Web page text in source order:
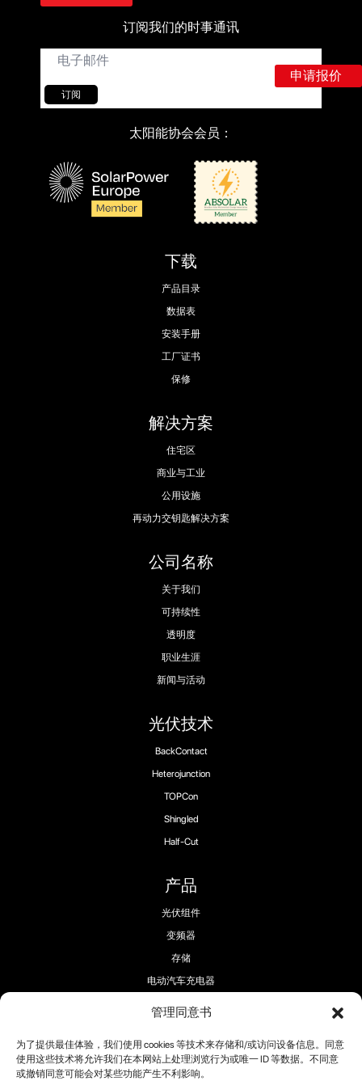
管理同意书
为了提供最佳体验，我们使用 cookies 等技术来存储和/或访问设备信息。同意
使用这些技术将允许我们在本网站上处理浏览行为或唯一 ID 等数据。不同意
或撤销同意可能会对某些功能产生不利影响。
申请报价
产品
光伏组件
变频器
存储
电动汽车充电器
光伏技术
BackContact
Heterojunction
TOPCon
Shingled
Half-Cut
公司名称
关于我们
可持续性
透明度
职业生涯
新闻与活动
解决方案
住宅区
商业与工业
公用设施
再动力交钥匙解决方案
下载
产品目录
数据表
安装手册
工厂证书
保修
订阅我们的时事通讯
电
件
*
订阅
太阳能协会会员：